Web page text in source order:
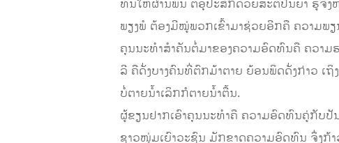
ທົນໃຫ້ຜ່ານພົ້ນ ຕໍ່ອຸປະສັກດ້ວຍສະຕິປັນຍາ ຮູ້ຈັງ
ພຽງພໍ ຕ້ອງມີໝູ່ພວກເຂົ້າມາຊ່ວຍອີກຄື ຄວາມພ
ຄຸນນະທຳສຳຄັນຕໍ່ມາຂອງຄວາມອົດທົນຄື ຄວາ
ລີ ຄືດັ່ງບາງຄົນທີ່ຕົກມ້າຕາຍ ຍ້ອນພິດດັ່ງກ່າວ ເຖິ
ບໍ່ຕາຍນໍ້າເລິກກໍຕາຍນໍ້າຕື້ນ.
ຜູ້ຂຽນຢາກເອົາຄຸນນະທຳຄື ຄວາມອົດທົນຄູ່ກັບປັ
ຊາວໜຸ່ມເຍົາວະຊົນ ມັກຂາດຄວາມອົດທົນ ຈຶ່ງກ້າ